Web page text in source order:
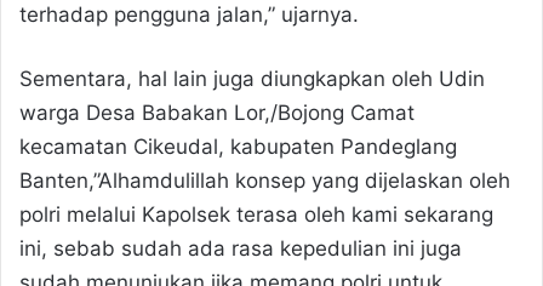
terhadap pengguna jalan,” ujarnya.
Sementara, hal lain juga diungkapkan oleh Udin
warga Desa Babakan Lor,/Bojong Camat
kecamatan Cikeudal, kabupaten Pandeglang
Banten,”Alhamdulillah konsep yang dijelaskan oleh
polri melalui Kapolsek terasa oleh kami sekarang
ini, sebab sudah ada rasa kepedulian ini juga